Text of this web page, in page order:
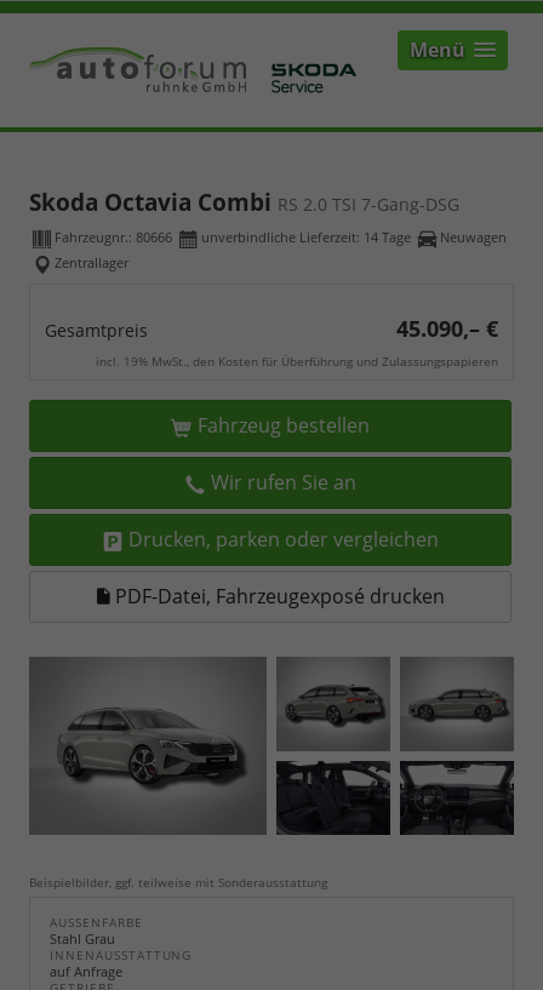
Menü
Skoda Octavia Combi RS 2.0 TSI 7-Gang-DSG
Fahrzeugnr.: 80666 unverbindliche Lieferzeit: 14 Tage
Neuwagen
Zentrallager
Gesamtpreis 45.090,– €
incl. 19% MwSt., den Kosten für Überführung und Zulassungspapieren
Fahrzeug bestellen
Wir rufen Sie an
Drucken, parken oder vergleichen
PDF-Datei, Fahrzeugexposé drucken
Beispielbilder, ggf. teilweise mit Sonderausstattung
AUSSENFARBE
Stahl Grau
INNENAUSSTATTUNG
auf Anfrage